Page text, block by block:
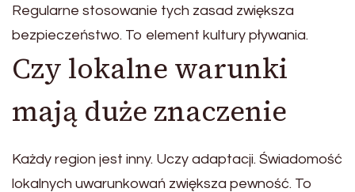
Regularne stosowanie tych zasad zwiększa
bezpieczeństwo. To element kultury pływania.
Czy lokalne warunki
mają duże znaczenie
Każdy region jest inny. Uczy adaptacji. Świadomość
lokalnych uwarunkowań zwiększa pewność. To